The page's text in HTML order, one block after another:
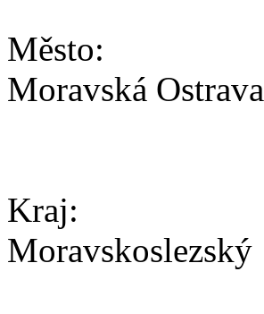
Město:
Moravská Ostrava
Kraj:
Moravskoslezský